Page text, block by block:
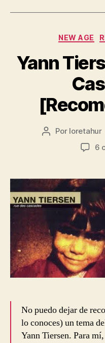
NEW AGE
Yann
Autor
Por loretahur
6
No puedo dejar de
lo conoces) un tema
Yann Tiersen. Para